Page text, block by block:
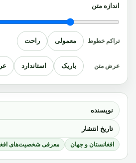
نویسنده
تاریخ انتشار
افغانستان و جهان معرفی شخصیت‌های
اندازه متن
تراکم خطوط معمولی راحت
عرض متن باریک استاندارد